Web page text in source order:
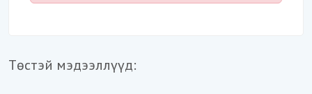
Төстэй мэдээллүүд: